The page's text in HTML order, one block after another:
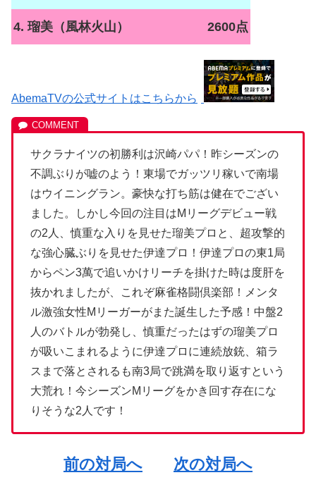
4. 瑠美（風林火山） 2600点
AbemaTVの公式サイトはこちらから
サクラナイツの初勝利は沢崎パパ！昨シーズンの
不調ぶりが嘘のよう！東場でガッツリ稼いで南場
はウイニングラン。豪快な打ち筋は健在でござい
ました。しかし今回の注目はMリーグデビュー戦
の2人、慎重な入りを見せた瑠美プロと、超攻撃的
な強心臓ぶりを見せた伊達プロ！伊達プロの東1局
からペン3萬で追いかけリーチを掛けた時は度肝を
抜かれましたが、これぞ麻雀格闘倶楽部！メンタ
ル激強女性Mリーガーがまた誕生した予感！中盤2
人のバトルが勃発し、慎重だったはずの瑠美プロ
が吸いこまれるように伊達プロに連続放銃、箱ラ
スまで落とされるも南3局で跳満を取り返すという
大荒れ！今シーズンMリーグをかき回す存在にな
りそうな2人です！
前の対局へ 次の対局へ